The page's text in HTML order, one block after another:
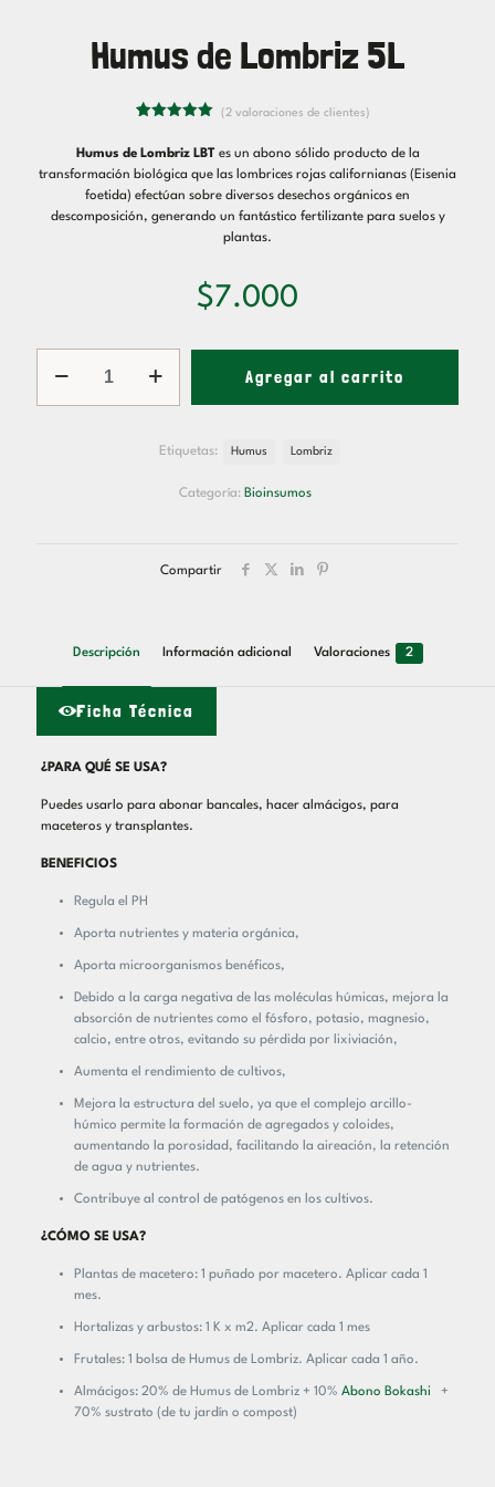
Humus de Lombriz 5L
5.00
sobre
5 basado
en
puntuaciones
de
clientes
(2 valoraciones de clientes)
Humus de Lombriz LBTes un abono sólido producto de la
transformación biológica que las lombrices rojas californianas (Eisenia
foetida) efectúan sobre diversos desechos orgánicos en
descomposición, generando un fantástico fertilizante para suelos y
plantas.
$7.000
Agregar al carrito
Categoría: Bioinsumos
Etiquetas: Humus Lombriz
Compartir
Descripción Información adicional Valoraciones 2
Ficha Técnica
¿PARA QUÉ SE USA?
Puedes usarlo para abonar bancales, hacer almácigos, para
maceteros y transplantes.
BENEFICIOS
Regula el PH
Aporta nutrientes y materia orgánica,
Aporta microorganismos benéficos,
Debido a la carga negativa de las moléculas húmicas, mejora la
absorción de nutrientes como el fósforo, potasio, magnesio,
calcio, entre otros, evitando su pérdida por lixiviación,
Aumenta el rendimiento de cultivos,
Mejora la estructura del suelo, ya que el complejo arcillo-
húmico permite la formación de agregados y coloides,
aumentando la porosidad, facilitando la aireación, la retención
de agua y nutrientes.
Contribuye al control de patógenos en los cultivos.
¿CÓMO SE USA?
Plantas de macetero: 1 puñado por macetero. Aplicar cada 1
mes.
Hortalizas y arbustos: 1 K x m2. Aplicar cada 1 mes
Frutales: 1 bolsa de Humus de Lombriz. Aplicar cada 1 año.
Almácigos: 20% de Humus de Lombriz + 10% Abono Bokashi
+
70% sustrato (de tu jardín o compost)